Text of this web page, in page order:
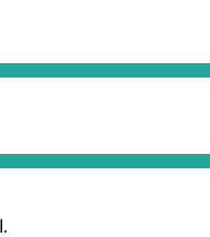
امام جمعه شهرستان ساوجبلاغ اظهارداشت : اربعین امسال سراسر حماسه خونخواهی و مرگ بر آمریکا و اسرائیل بود.